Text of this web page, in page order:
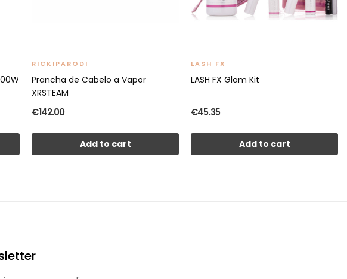
RICKIPARODI
Prancha de Cabelo a Vapor
XRSTEAM
€142.00
Add to cart
LASH FX
LASH FX Glam Kit
€45.35
Add to cart